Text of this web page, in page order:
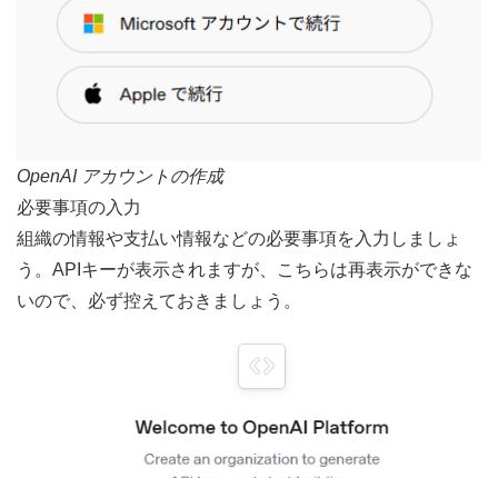
OpenAI アカウントの作成
必要事項の入力
組織の情報や支払い情報などの必要事項を入力しましょ
う。APIキーが表示されますが、こちらは再表示ができな
いので、必ず控えておきましょう。